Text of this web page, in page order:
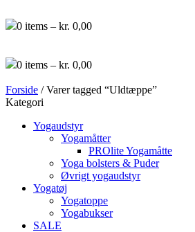
0 items – kr. 0,00
0 items – kr. 0,00
Forside / Varer tagged “Uldtæppe”
Kategori
Yogaudstyr
Yogamåtter
PROlite Yogamåtte
Yoga bolsters & Puder
Øvrigt yogaudstyr
Yogatøj
Yogatoppe
Yogabukser
SALE